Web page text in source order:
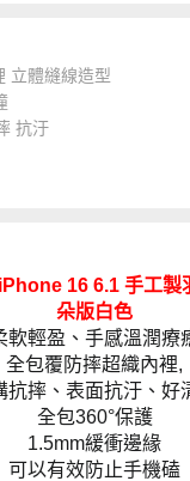
立體縫線造型
抗汙
16 6.1 手工製
朵版白色
軟輕盈、手感溫潤療
全包覆防摔超織內裡,
抗摔、表面抗汙、好
全包360°保護
1.5mm緩衝邊緣
可以有效防止手機磕